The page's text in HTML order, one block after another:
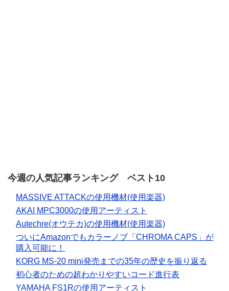
今週の人気記事ランキング ベスト10
MASSIVE ATTACKの使用機材(使用楽器)
AKAI MPC3000の使用アーティスト
Autechre(オウテカ)の使用機材(使用楽器)
ついにAmazonでもカラーノブ「CHROMA CAPS」が
購入可能に！
KORG MS-20 mini発売までの35年の歴史を振り返る
初心者のための超わかりやすいコード進行表
YAMAHA FS1Rの使用アーティスト